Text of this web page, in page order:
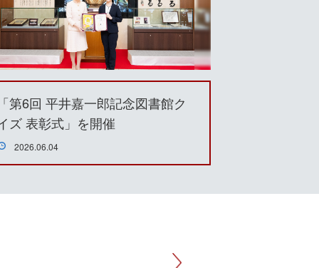
第6回 平井嘉一郎記念図書館ク
ズ 表彰式」を開催
2026.06.04